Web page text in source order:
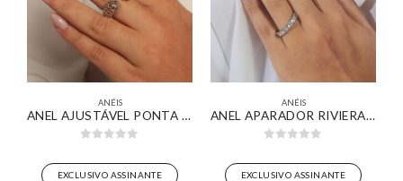
ANÉIS
ANEL AJUSTÁVEL PONTA VAZADA E PONTA LISA BANHADO EM OURO BRANCO
EXCLUSIVO ASSINANTE
ANÉIS
ANEL APARADOR RIVIERA CRISTAL BANHADO EM OURO BRANCO
EXCLUSIVO ASSINANTE